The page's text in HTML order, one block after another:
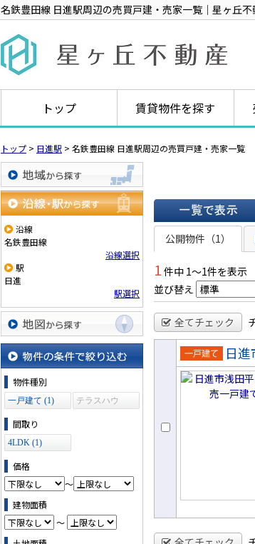
名鉄豊田線 日進駅周辺の売買戸建・売家一覧｜星ヶ丘不
トップ 賃貸物件を探す
トップ > 日進駅 > 名鉄豊田線 日進駅周辺の売買戸建・売家一覧
地域から探す
沿線・駅から探す
沿線
名鉄豊田線
沿線選択
駅
日進
駅選択
地図から探す
物件の条件で絞り込む
物件種別
一戸建て (1)
テラスハウ
間取り
4LDK (1)
価格
～
建物面積
～
一覧で表示
公開物件（1）
1 件中 1～1件を表示
並び替え
全てチェック
売一戸建
て
日